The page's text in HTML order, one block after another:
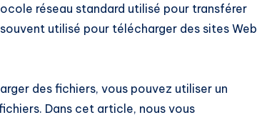
réseau standard utilisé pour transférer
utilisé pour télécharger des sites Web
des fichiers, vous pouvez utiliser un
Dans cet article, nous vous